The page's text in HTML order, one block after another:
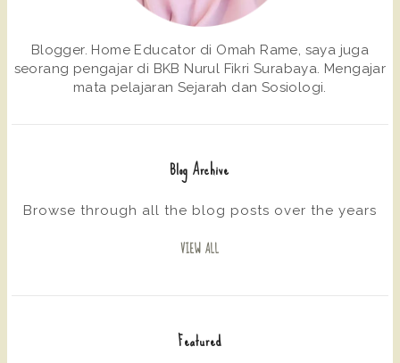
Blogger. Home Educator di Omah Rame, saya juga
seorang pengajar di BKB Nurul Fikri Surabaya. Mengajar
mata pelajaran Sejarah dan Sosiologi.
Blog Archive
Browse through all the blog posts over the years
VIEW ALL
Featured